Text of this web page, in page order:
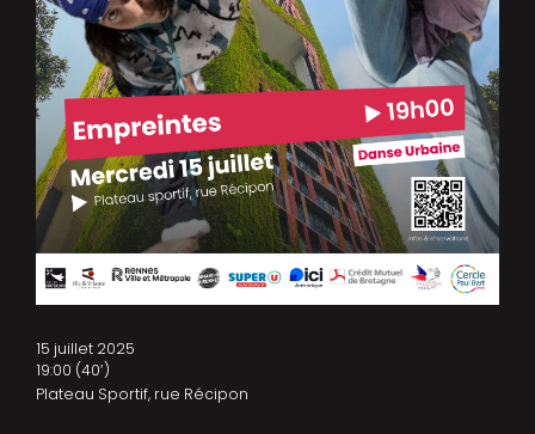
15 juillet 2025
19:00 (40′)
Plateau Sportif, rue Récipon